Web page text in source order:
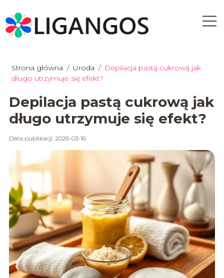
Strona główna / Uroda / Depilacja pastą cukrową jak
długo utrzymuje się efekt?
Depilacja pastą cukrową jak
długo utrzymuje się efekt?
Data publikacji: 2026-03-16